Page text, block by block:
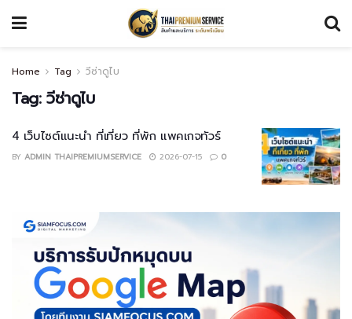
Home Tag วีซ่าดูไบ
Tag: วีซ่าดูไบ
4 เว็บไซต์แนะนำ ที่เที่ยว ที่พัก แพคเกจทัวร์
BY ADMIN THAIPREMIUMSERVICE 2026-07-15 0